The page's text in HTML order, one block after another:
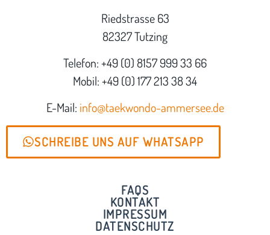
Riedstrasse 63
82327 Tutzing
Telefon: +49 (0) 8157 999 33 66
Mobil: +49 (0) 177 213 38 34
E-Mail: info@taekwondo-ammersee.de
SCHREIBE UNS AUF WHATSAPP
FAQS
KONTAKT
IMPRESSUM
DATENSCHUTZ